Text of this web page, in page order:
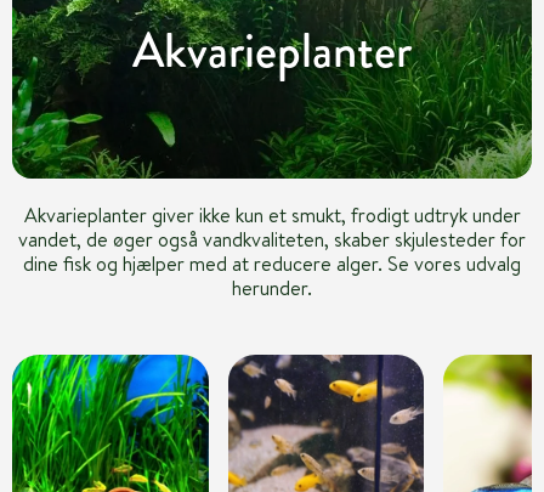
Akvarieplanter
Akvarieplanter giver ikke kun et smukt, frodigt udtryk under
vandet, de øger også vandkvaliteten, skaber skjulesteder for
dine fisk og hjælper med at reducere alger. Se vores udvalg
herunder.